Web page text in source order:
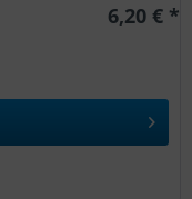
6,20 € *